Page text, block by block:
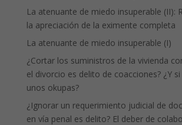
La atenuante de miedo insuperable (II):
la apreciación de la eximente completa
La atenuante de miedo insuperable (I)
¿Cortar los suministros de la vivienda
el divorcio es delito de coacciones? ¿Y
unos okupas?
¿Ignorar un requerimiento judicial de
en vía penal es delito? El deber de